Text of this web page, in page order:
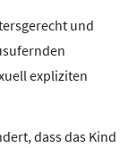
und
expliziten
dass das Kind